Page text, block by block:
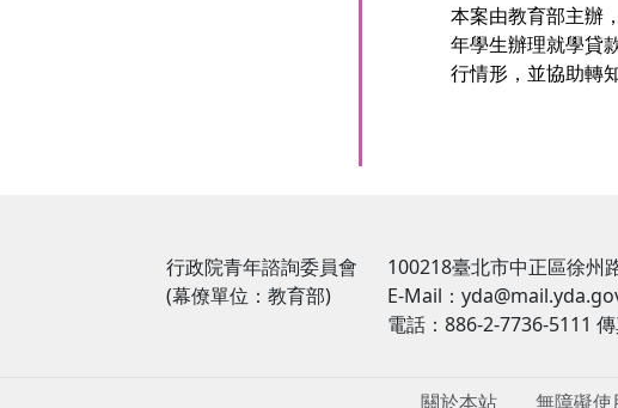
本案由教育部主辦
年學生辦理就學貸
行情形，並協助轉
行政院青年諮詢委員會
(幕僚單位：教育部)
100218臺北市中正區徐州
E-Mail：
電話：886-2-7736-5111
關於本站 無障礙使